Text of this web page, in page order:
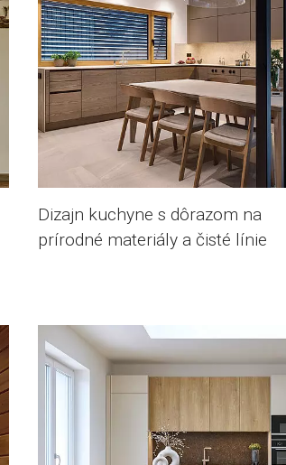
Dizajn kuchyne s dôrazom na
prírodné materiály a čisté línie